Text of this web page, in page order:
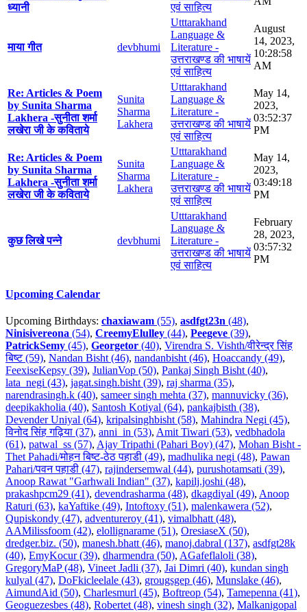
ध्यानी
एवं साहित्य
माया गीत devbhumi
Utttarakhand
Language &
Literature -
उत्तराखण्ड की भाषायें
एवं साहित्य
August
14, 2023,
10:28:58
AM
Re: Articles & Poem
by Sunita Sharma
Lakhera -सुनीता शर्मा
लखेरा जी के कविताये
Sunita
Sharma
Lakhera
Utttarakhand
Language &
Literature -
उत्तराखण्ड की भाषायें
एवं साहित्य
May 14,
2023,
03:52:37
PM
Re: Articles & Poem
by Sunita Sharma
Lakhera -सुनीता शर्मा
लखेरा जी के कविताये
Sunita
Sharma
Lakhera
Utttarakhand
Language &
Literature -
उत्तराखण्ड की भाषायें
एवं साहित्य
May 14,
2023,
03:49:18
PM
कुछ लिखे पन्ने devbhumi
Utttarakhand
Language &
Literature -
उत्तराखण्ड की भाषायें
एवं साहित्य
February
28, 2023,
03:57:32
PM
Upcoming Calendar
Upcoming Birthdays: chaxiawam (55), asdfgt23n (48),
Ninisivereona (54), CreemyElulley (44), Peegeve (39),
PatrickSemy (45), Georgetor (40), Virendra S. Vishth/वीरेन्द्र सिंह
बिष्ट (59), Nandan Bisht (46), nandanbisht (46), Hoaccandy (49),
FeexiseKepsy (39), JulianVop (50), Pankaj Singh Bisht (40),
lata_negi (43), jagat.singh.bisht (39), raj sharma (35),
narendrasingh.k (40), sameer singh mehta (37), mannuvicky (36),
deepikakholia (40), Santosh Kotiyal (64), pankajbisth (38),
Devender Uniyal (64), kripalsinghbisht (58), Mahindra Negi (45),
विनोद सिंह गढ़िया (37), anni_in (53), Amit Tiwari (53), vedbhadola
(61), patwal_ss (57), Ajay Tripathi (Pahari Boy) (47), Mohan Bisht -
Thet Pahadi/मोहन बिष्ट-ठेठ पहाडी (49), madhulika negi (48), Pawan
Pahari/पवन पहाडी (47), rajindersemwal (44), purushotamsati (39),
Anoop Rawat "Garhwali Indian" (37), kapilj.joshi (48),
prakashpcm29 (41), devendrasharma (48), dkagdiyal (49), Anoop
Raturi (63), kaYaftike (49), Intoftoxy (51), malenkawera (52),
Qupiskondy (47), adventureroy (41), vimalbhatt (48),
AAMilissfoom (42), elollignarame (51), OresiaseX (50),
dredger.biz. (50), manesh.bhatt (46), manoj.dabral (137), asdfgt28k
(40), EmyKocur (39), dharmendra (50), AGafeflaloli (38),
GregoryMaP (48), Vineet Jadli (37), Jai Dimri (40), kundan singh
kulyal (47), DoFkicleelale (43), grougsgep (46), Munslake (46),
AimundAid (50), Charlesmurl (45), Boftreop (54), Tamepenna (41),
Geoguezesbes (48), Robertet (48), vinesh singh (32), Malkanigopal